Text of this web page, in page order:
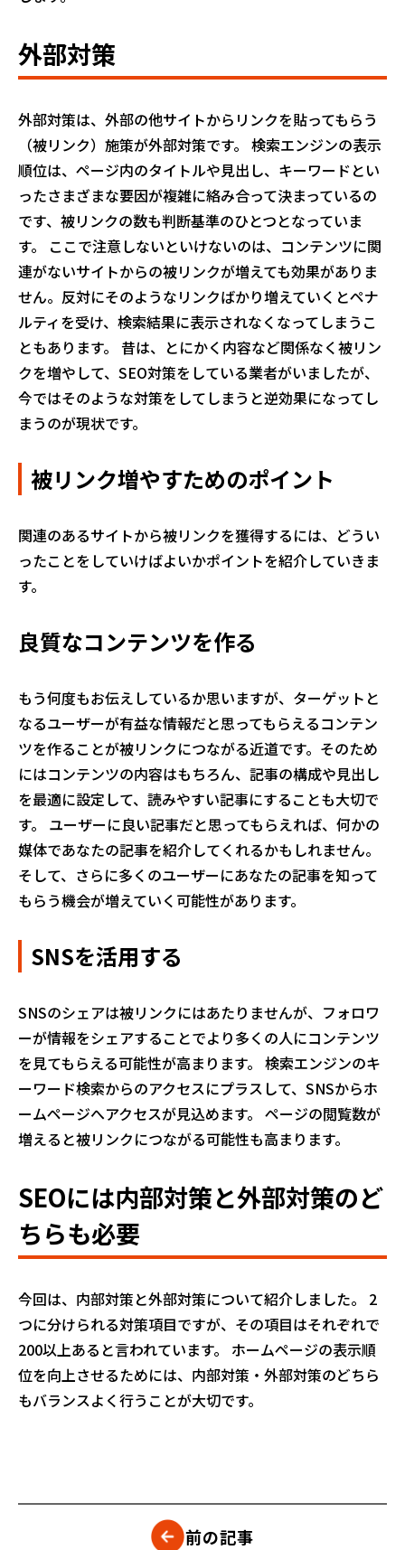
外部対策
外部対策は、外部の他サイトからリンクを貼ってもらう
（被リンク）施策が外部対策です。 検索エンジンの表示
順位は、ページ内のタイトルや見出し、キーワードとい
ったさまざまな要因が複雑に絡み合って決まっているの
です、被リンクの数も判断基準のひとつとなっていま
す。 ここで注意しないといけないのは、コンテンツに関
連がないサイトからの被リンクが増えても効果がありま
せん。反対にそのようなリンクばかり増えていくとペナ
ルティを受け、検索結果に表示されなくなってしまうこ
ともあります。 昔は、とにかく内容など関係なく被リン
クを増やして、SEO対策をしている業者がいましたが、
今ではそのような対策をしてしまうと逆効果になってし
まうのが現状です。
被リンク増やすためのポイント
関連のあるサイトから被リンクを獲得するには、どうい
ったことをしていけばよいかポイントを紹介していきま
す。
良質なコンテンツを作る
もう何度もお伝えしているか思いますが、ターゲットと
なるユーザーが有益な情報だと思ってもらえるコンテン
ツを作ることが被リンクにつながる近道です。そのため
にはコンテンツの内容はもちろん、記事の構成や見出し
を最適に設定して、読みやすい記事にすることも大切で
す。 ユーザーに良い記事だと思ってもらえれば、何かの
媒体であなたの記事を紹介してくれるかもしれません。
そして、さらに多くのユーザーにあなたの記事を知って
もらう機会が増えていく可能性があります。
SNSを活用する
SNSのシェアは被リンクにはあたりませんが、フォロワ
ーが情報をシェアすることでより多くの人にコンテンツ
を見てもらえる可能性が高まります。 検索エンジンのキ
ーワード検索からのアクセスにプラスして、SNSからホ
ームページへアクセスが見込めます。 ページの閲覧数が
増えると被リンクにつながる可能性も高まります。
SEOには内部対策と外部対策のど
ちらも必要
今回は、内部対策と外部対策について紹介しました。 2
つに分けられる対策項目ですが、その項目はそれぞれで
200以上あると言われています。 ホームページの表示順
位を向上させるためには、内部対策・外部対策のどちら
もバランスよく行うことが大切です。
前の記事